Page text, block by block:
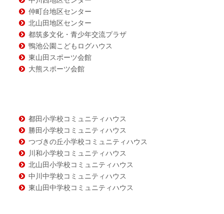
仲町台地区センター
北山田地区センター
都筑多文化・青少年交流プラザ
鴨池公園こどもログハウス
東山田スポーツ会館
大熊スポーツ会館
都田小学校コミュニティハウス
勝田小学校コミュニティハウス
つづきの丘小学校コミュニティハウス
川和小学校コミュニティハウス
北山田小学校コミュニティハウス
中川中学校コミュニティハウス
東山田中学校コミュニティハウス